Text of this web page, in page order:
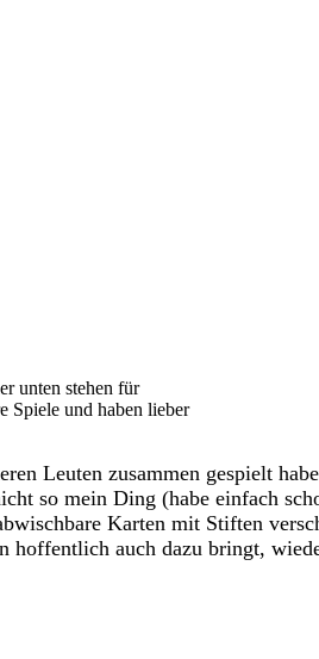
unten stehen für
Spiele und haben lieber
Leuten zusammen gespielt
so mein Ding (habe einfach
Karten mit Stiften
hoffentlich auch dazu bringt,